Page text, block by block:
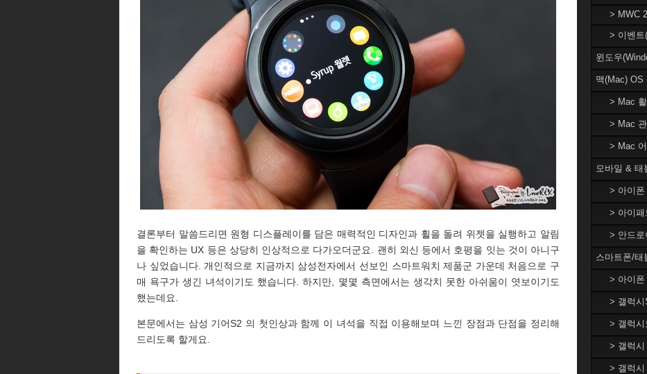
결론부터 말씀드리면 원형 디스플레이를 담은 매력적인 디자인과 휠을 돌려 위젯을 실행하고 알림
을 확인하는 UX 등은 상당히 인상적으로 다가오더군요. 괜히 외신 등에서 호평을 잇는 것이 아니구
나 싶었습니다. 개인적으로 지금까지 삼성전자에서 선보인 스마트워치 제품군 가운데 처음으로 구
매 욕구가 생긴 녀석이기도 했습니다. 하지만, 몇몇 측면에서는 생각치 못한 아쉬움이 엿보이기도
했는데요.
본문에서는 삼성 기어S2 의 첫인상과 함께 이 녀석을 직접 이용해보며 느낀 장점과 단점을 정리해
드리도록 할게요.
> MWC
> 이벤트
윈도우
맥(Mac) OS
> Mac
> Mac
> Mac
모바일 & 태
> 아이폰
> 아이패
> 안드로
스마트폰/태
> 아이폰
> 갤럭
> 갤럭시
> 갤럭시
> 갤럭시